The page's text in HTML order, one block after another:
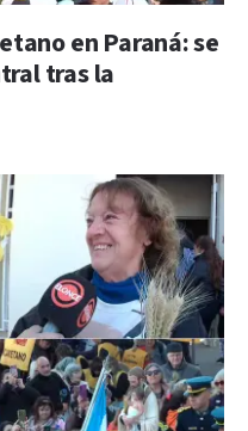
en Paraná: se
tras la